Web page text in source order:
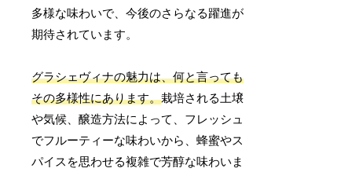
多様な味わいで、今後のさらなる躍進が
期待されています。
グラシェヴィナの魅力は、何と言っても
その多様性にあります。栽培される土壌
や気候、醸造方法によって、フレッシュ
でフルーティーな味わいから、蜂蜜やス
パイスを思わせる複雑で芳醇な味わいま